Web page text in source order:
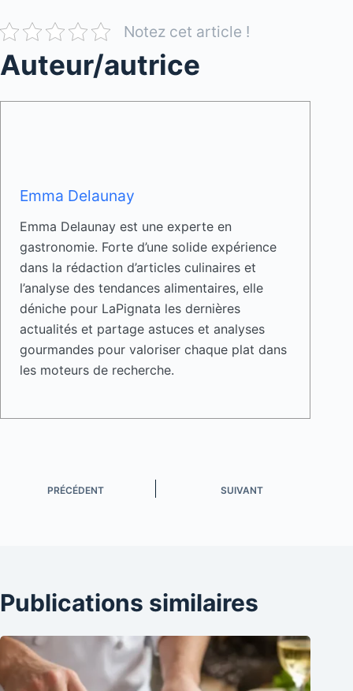
Notez cet article !
Auteur/autrice
Emma Delaunay
Emma Delaunay est une experte en
gastronomie. Forte d’une solide expérience
dans la rédaction d’articles culinaires et
l’analyse des tendances alimentaires, elle
déniche pour LaPignata les dernières
actualités et partage astuces et analyses
gourmandes pour valoriser chaque plat dans
les moteurs de recherche.
PRÉCÉDENT SUIVANT
Publications similaires